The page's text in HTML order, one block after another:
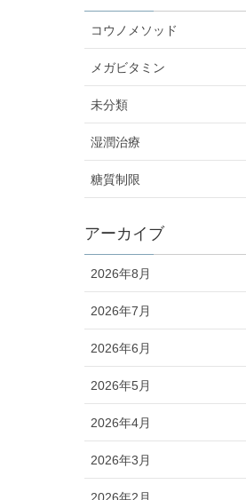
コウノメソッド
メガビタミン
未分類
湿潤治療
糖質制限
アーカイブ
2026年8月
2026年7月
2026年6月
2026年5月
2026年4月
2026年3月